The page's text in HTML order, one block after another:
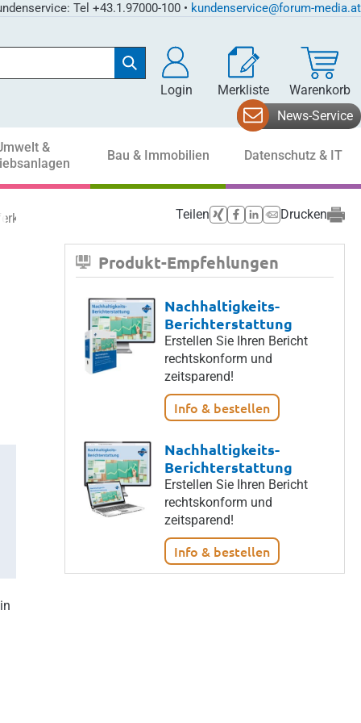
Tel +43.1.97000-100 • kundenservice@forum-media.at
Login Merkliste Warenkorb
News-Service
&
Bau & Immobilien Datenschutz & IT
verändern Teilen Drucken
Produkt-Empfehlungen
Nachhaltigkeits-
Berichterstattung
Erstellen Sie Ihren Bericht
rechtskonform und
zeitsparend!
Info & bestellen
Nachhaltigkeits-
Berichterstattung
Erstellen Sie Ihren Bericht
rechtskonform und
zeitsparend!
Info & bestellen